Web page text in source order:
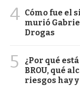
4 Cómo fue el
murió
Drogas
5
¿Por qué
BROU, qué
riesgos hay